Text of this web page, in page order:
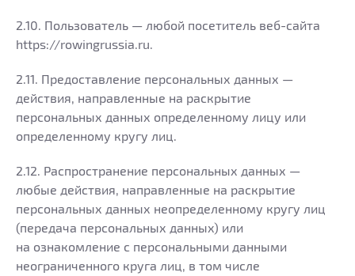
2.10. Пользователь — любой посетитель веб-сайта
https://rowingrussia.ru.
2.11. Предоставление персональных данных —
действия, направленные на раскрытие
персональных данных определенному лицу или
определенному кругу лиц.
2.12. Распространение персональных данных —
любые действия, направленные на раскрытие
персональных данных неопределенному кругу лиц
(передача персональных данных) или
на ознакомление с персональными данными
неограниченного круга лиц, в том числе